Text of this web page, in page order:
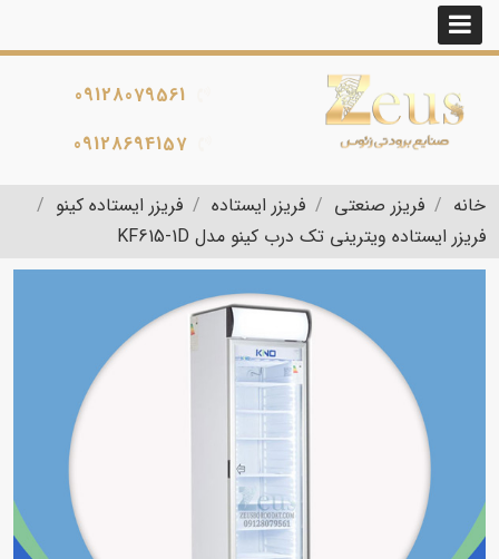
09128079561
09128694157
خانه فریزر صنعتی فریزر ایستاده
فریزر ایستاده کینو
فریزر ایستاده ویترینی تک درب کینو مدل KF615-1D